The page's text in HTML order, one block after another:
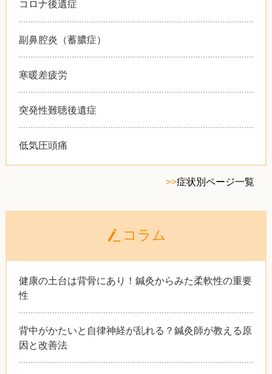
コロナ後遺症
副鼻腔炎（蓄膿症）
寒暖差疲労
突発性難聴後遺症
低気圧頭痛
>>症状別ページ一覧
コラム
健康の土台は背骨にあり！鍼灸からみた柔軟性の重要
性
背中がかたいと自律神経が乱れる？鍼灸師が教える原
因と改善法